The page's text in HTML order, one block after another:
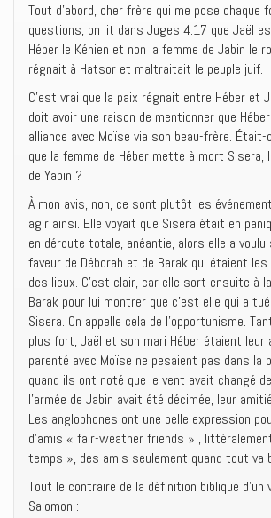
Tout d’abord, cher frère qui me pose chaque
questions, on lit dans Juges 4:17 que Jaël
Héber le Kénien et non la femme de Jabin le
régnait à Hatsor et maltraitait le peuple juif.
C’est vrai que la paix régnait entre Héber et
doit avoir une raison de mentionner que
alliance avec Moïse via son beau-frère.
que la femme de Héber mette à mort Sisera,
de Yabin ?
À mon avis, non, ce sont plutôt les
agir ainsi. Elle voyait que Sisera était en
en déroute totale, anéantie, alors elle a voulu
faveur de Déborah et de Barak qui étaient
des lieux. C’est clair, car elle sort ensuite à
Barak pour lui montrer que c’est elle qui a
Sisera. On appelle cela de l’opportunisme.
plus fort, Jaël et son mari Héber étaient leur
parenté avec Moïse ne pesaient pas dans la
quand ils ont noté que le vent avait changé
l’armée de Jabin avait été décimée, leur
Les anglophones ont une belle expression
d’amis « fair-weather friends » ,
temps », des amis seulement quand tout va
Tout le contraire de la définition biblique d’un
Salomon :